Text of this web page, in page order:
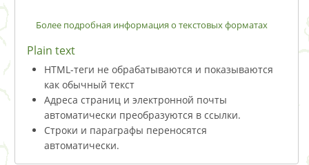
Более подробная информация о текстовых форматах
Plain text
HTML-теги не обрабатываются и показываются
как обычный текст
Адреса страниц и электронной почты
автоматически преобразуются в ссылки.
Строки и параграфы переносятся
автоматически.